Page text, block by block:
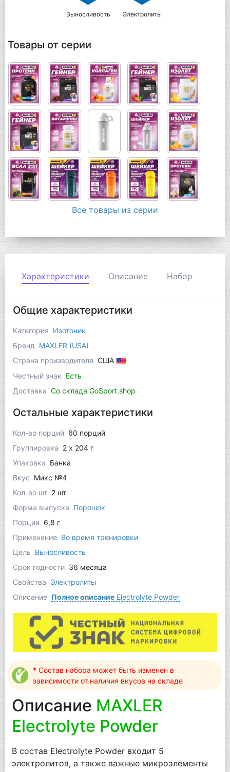
Выносливость Электролиты
Товары от серии
Все товары из серии
Характеристики Описание Набор
Общие характеристики
Категория Изотоник
Бренд
MAXLER (USA)
Страна производителя США
Честный знак Есть
Доставка Со склада GoSport.shop
Остальные характеристики
Кол-во порций 60 порций
Группировка 2 x 204 г
Упаковка Банка
Вкус Микс №4
Кол-во шт 2 шт
Форма выпуска Порошок
Порция 6,8 г
Применение Во время тренировки
Цель Выносливость
Срок годности 36 месяца
Свойства Электролиты
Описание Полное описаниеElectrolyte Powder
* Состав набора может быть изменен в
зависимости от наличия вкусов на складе
Описание MAXLER
Electrolyte Powder
В состав Electrolyte Powder входит 5
электролитов, а также важные микроэлементы